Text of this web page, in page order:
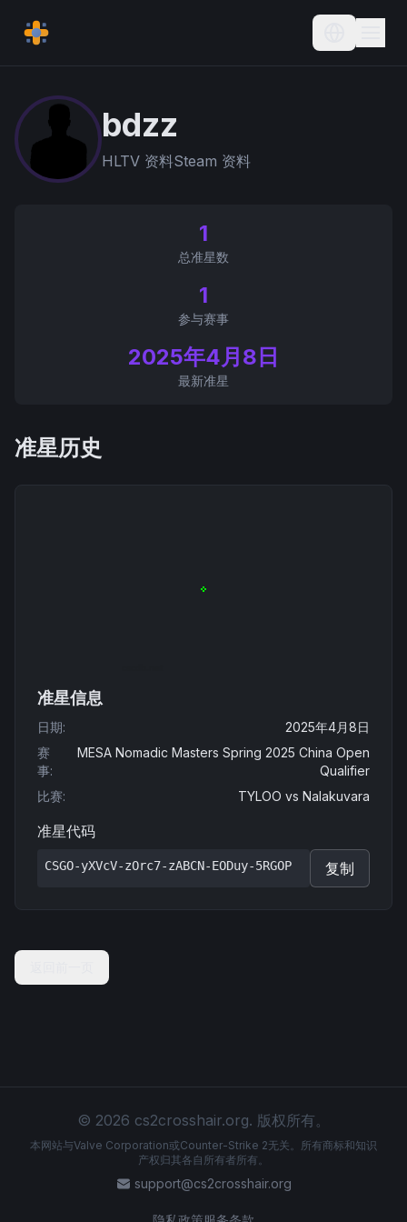
Current
bdzz
HLTV 资料Steam 资料
1
总准星数
1
参与赛事
2025年4月8日
最新准星
准星历史
准星信息
日期:
2025年4月8日
赛
事:
MESA Nomadic Masters Spring 2025 China Open
Qualifier
比赛: TYLOO vs Nalakuvara
准星代码
CSGO-yXVcV-zOrc7-zABCN-EODuy-5RGOP 复制
© 2026 cs2crosshair.org. 版权所有。
本网站与Valve Corporation或Counter-Strike 2无关。所有商标和知识
产权归其各自所有者所有。
support@cs2crosshair.org